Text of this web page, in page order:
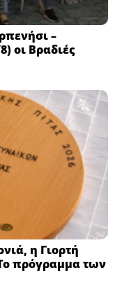
–
οι Βραδιές
η Γιορτή
πρόγραμμα των